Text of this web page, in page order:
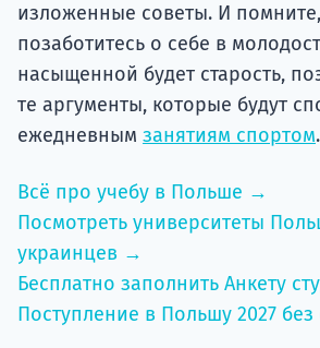
изложенные советы. И
позаботитесь о себе в
насыщенной будет старость,
те аргументы, которые будут
ежедневным занятиям спортом.
Всё про учебу в Польше →
Посмотреть университеты
украинцев →
Бесплатно заполнить Анкету
Поступление в Польшу 2027